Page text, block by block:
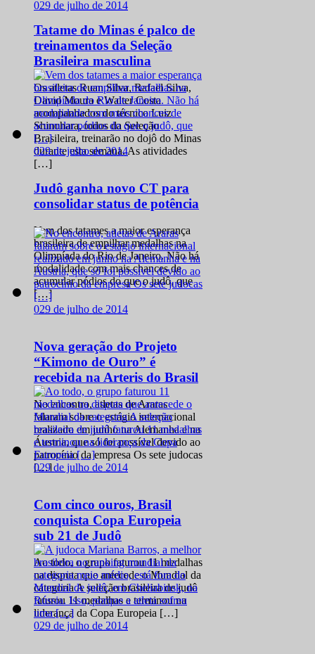
029 de julho de 2014
Tatame do Minas é palco de
treinamentos da Seleção
Brasileira masculina
Os atletas Ruan Silva, Rafael Silva,
David Moura e Walter Costa
acompanhados do técnico Luiz
Shinohara, todos da Seleção
Brasileira, treinarão no dojô do Minas
durante esta semana. As atividades
[…]
029 de julho de 2014
Judô ganha novo CT para
consolidar status de potência
Vem dos tatames a maior esperança
brasileira de empilhar medalhas na
Olimpíada do Rio de Janeiro. Não há
modalidade com mais chances de
acumular pódios do que o judô, que
[…]
029 de julho de 2014
Nova geração do Projeto
“Kimono de Ouro” é
recebida na Arteris do Brasil
No encontro, atletas de Araras
falaram sobre o estágio internacional
realizado em junho na Alemanha e na
Áustria, que só foi possível devido ao
patrocínio da empresa Os sete judocas
[…]
029 de julho de 2014
Com cinco ouros, Brasil
conquista Copa Europeia
sub 21 de Judô
Ao todo, o grupo faturou 11 medalhas
na disputa que antecede o Mundial da
categoria A seleção brasileira de judô
faturou 11 medalhas e terminou na
liderança da Copa Europeia […]
029 de julho de 2014